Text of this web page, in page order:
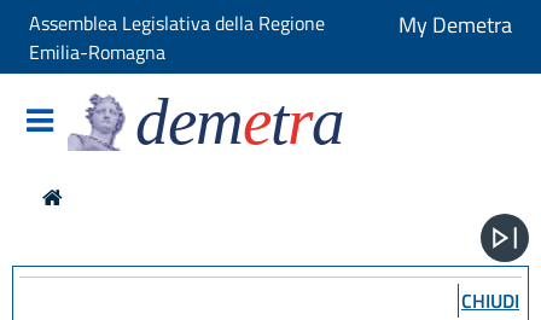
Assemblea Legislativa della Regione
Emilia-Romagna
My Demetra
demetra
CHIUDI